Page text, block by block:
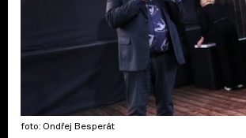
foto: Ondřej Besperát